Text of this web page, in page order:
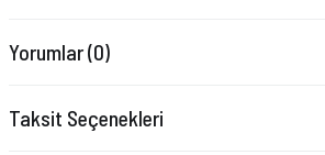
Yorumlar (0)
Taksit Seçenekleri